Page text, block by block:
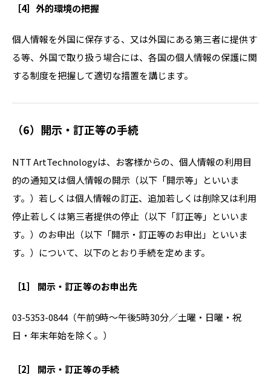
［4］外的環境の把握
個人情報を外国に保存する、又は外国にある第三者に提供す
る等、外国で取り扱う場合には、各国の個人情報の保護に関
する制度を把握して適切な措置を講じます。
（6）開示・訂正等の手続
NTT ArtTechnologyは、お客様からの、個人情報の利用目
的の通知又は個人情報の開示（以下「開示等」といいま
す。）若しくは個人情報の訂正、追加若しくは削除又は利用
停止若しくは第三者提供の停止（以下「訂正等」といいま
す。）のお申出（以下「開示・訂正等のお申出」といいま
す。）について、以下のとおり手続を定めます。
［1］ 開示・訂正等のお申出先
03-5353-0844（午前9時～午後5時30分／土曜・日曜・祝
日・年末年始を除く。）
［2］ 開示・訂正等の手続